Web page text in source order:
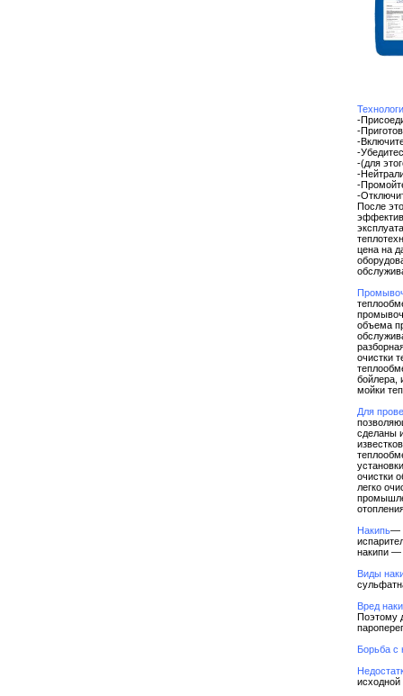
-
-
-
-
-(для
-
-
-
После
цена на
объема
очистки
бойлера,
мойки
Для
сделаны
очистки
легко
Накипь—
накипи —
Виды
Вред
Поэтому
Борьба с
исходной